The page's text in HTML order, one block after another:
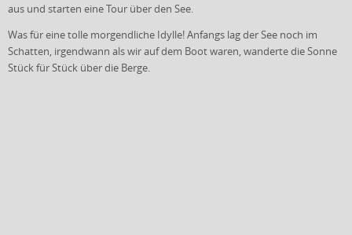
aus und starten eine Tour über den See.
Was für eine tolle morgendliche Idylle! Anfangs lag der See noch im
Schatten, irgendwann als wir auf dem Boot waren, wanderte die Sonne
Stück für Stück über die Berge.